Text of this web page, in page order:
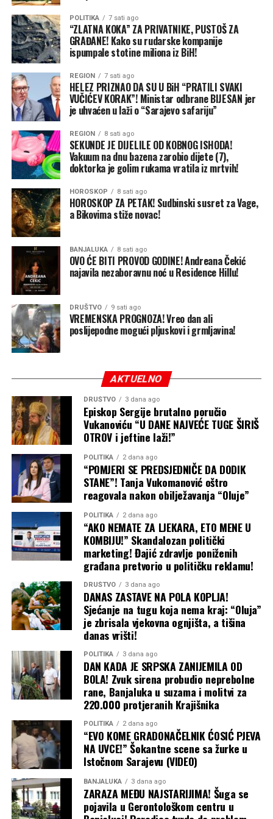
smjestio na samo 300 metara od njihovih kuća i
devastirao im zemljište i vodene tokove, kao ni opiranje
stanovnika Bukove Kose, koji se svakodnevno bore sa
dimom zapaljenog uglja na depoima.
FOTO: Capital
Zvanični podaci pokazuju da ekspanzija firme počinje
2023. godine, kada je započela eksploataciju uglja u
Bistrici. Već u prvoj godini prihodi su porasli pet puta, a
dobit devet puta u odnosu na godinu ranije.
Firma iza koje stoji SNSD-ov odbornik Srđan Klječanin
Rufi iskopavanja je započela bez svih potrebnih dozvola i
te godine ostvarila prihod od 54,6 miliona KM i dobit od
19,5 miliona KM.
Godinu kasnije prihod je porastao na 68,6 miliona, a
dobit na 25,1 milion KM. Najbolji poslovni rezultat
ostvarila je prošle godine, kada su prihodi dostigli 74,2
miliona, a dobit 32,7 miliona KM.
Poređenja radi, prije ulaska u rudarski posao kompanija
je 2022. godine ostvarila prihod od svega 10 miliona KM i
dobit od 2,3 miliona KM. Sve dozvole za rudarenje su
osporavanje i padanje pred sudovima ni do danas nije
Nakon što je “pokupio kajmak” Rufi je ove godine
okončao eksploataciju uglja lignita na lokalitetu Bistrica
kod Prijedora, a iza bagera i ostale mašinerije “Drvo-
Exporta” ostale su razorene poljoprivredne površine,
klizišta i pustoš koju stanovnici nazivaju ekološkom
katastrofom.
Klječanin, međutim, odbacuje tvrdnje da je rudarenje
lokalnim zajednicama donijelo samo štetu. Za područje
Bistrice kaže da je u toku njegova revitalizacija i sijanje
trave i voća.
“Do sada smo platili oko 11 miliona maraka za
poreze i koncesiju za rudnike Bukova Kosa i Bistrica.
U narednih par godina trebalo bi da uplatimo još 36
miliona za koncesije i poreze na Bukovoj Kosi. U ovo
sedam i osam miliona maraka. Mi smo 100 odsto
izvoznici, a rudnik ne bi ni postojao da nije bilo volje
mještana da prodaju zemljište. Sve smo radili po
zakonu. U ova dva rudnika radilo je oko 400 radnika
iz “Drvo-Exporta” i podizvođačkih firmi
Klječanin za
CAPITAL.
Uplaćene koncesije tajna
Podatke o uplatama koje navodi Klječanin nije bilo
moguće nezavisno provjeriti jer institucije ne objavljuju
pojedinačne iznose koncesionih naknada po projektima.
Sjećanje nije poziv na mržnju, već naša obaveza prema
žrtvama, istini i budućim generacijama, navodi on.
budućnost zasnovanu na miru, pravdi, dostojanstvu i
međusobnom poštovanju. Da se ne zaboravi. Da se
nikada i nikome ne ponovi. Vječna slava i pomen svim
POLITIKA 7 sati ago
“ZLATNA KOKA” ZA PRIVATNIKE, PUSTOŠ ZA
GRAĐANE! Kako su rudarske kompanije
ispumpale stotine miliona iz BiH!
REGION 7 sati ago
HELEZ PRIZNAO DA SU U BiH “PRATILI SVAKI
VUČIĆEV KORAK”! Ministar odbrane BIJESAN jer
je uhvaćen u laži o “Sarajevo safariju”
REGION 8 sati ago
SEKUNDE JE DIJELILE OD KOBNOG ISHODA!
Vakuum na dnu bazena zarobio dijete (7),
doktorka je golim rukama vratila iz mrtvih!
HOROSKOP 8 sati ago
HOROSKOP ZA PETAK! Sudbinski susret za Vage,
a Bikovima stiže novac!
BANJALUKA 8 sati ago
OVO ĆE BITI PROVOD GODINE! Andreana Čekić
najavila nezaboravnu noć u Residence Hillu!
DRUŠTVO 9 sati ago
VREMENSKA PROGNOZA! Vreo dan ali
poslijepodne mogući pljuskovi i grmljavina!
AKTUELNO
DRUŠTVO 3 dana ago
Episkop Sergije brutalno poručio
Vukanoviću “U DANE NAJVEĆE TUGE ŠIRIŠ
OTROV i jeftine laži!”
POLITIKA 2 dana ago
“POMJERI SE PREDSJEDNIČE DA DODIK
STANE”! Tanja Vukomanović oštro
reagovala nakon obilježavanja “Oluje”
POLITIKA 2 dana ago
“AKO NEMATE ZA LJEKARA, ETO MENE U
KOMBIJU!” Skandalozan politički
marketing! Đajić zdravlje poniženih
građana pretvorio u političku reklamu!
DRUŠTVO 3 dana ago
DANAS ZASTAVE NA POLA KOPLJA!
Sjećanje na tugu koja nema kraj: “Oluja”
je zbrisala vjekovna ognjišta, a tišina
danas vrišti!
POLITIKA 3 dana ago
DAN KADA JE SRPSKA ZANIJEMILA OD
BOLA! Zvuk sirena probudio neprebolne
rane, Banjaluka u suzama i molitvi za
220.000 protjeranih Krajišnika
POLITIKA 2 dana ago
“EVO KOME GRADONAČELNIK ĆOSIĆ PJEVA
NA UVCE!” Šokantne scene sa žurke u
Istočnom Sarajevu (VIDEO)
BANJALUKA 3 dana ago
ZARAZA MEĐU NAJSTARIJIMA! Šuga se
pojavila u Gerontološkom centru u